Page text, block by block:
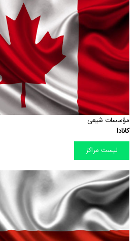
مؤسسات شیعی
کانادا
لیست مراکز